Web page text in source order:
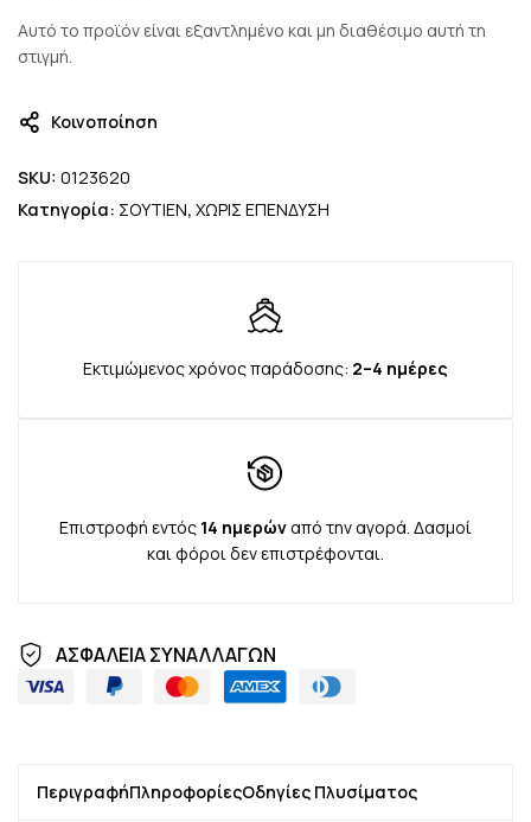
Αυτό το προϊόν είναι εξαντλημένο και μη διαθέσιμο αυτή τη
στιγμή.
Κοινοποίηση
SKU: 0123620
Κατηγορία: ΣΟΥΤΙΕΝ, ΧΩΡΙΣ ΕΠΕΝΔΥΣΗ
Εκτιμώμενος χρόνος παράδοσης: 2–4 ημέρες
Επιστροφή εντός 14 ημερώναπό την αγορά. Δασμοί
και φόροι δεν επιστρέφονται.
ΑΣΦΑΛΕΙΑ ΣΥΝΑΛΛΑΓΩΝ
ΠεριγραφήΠληροφορίεςΟδηγίες Πλυσίματος